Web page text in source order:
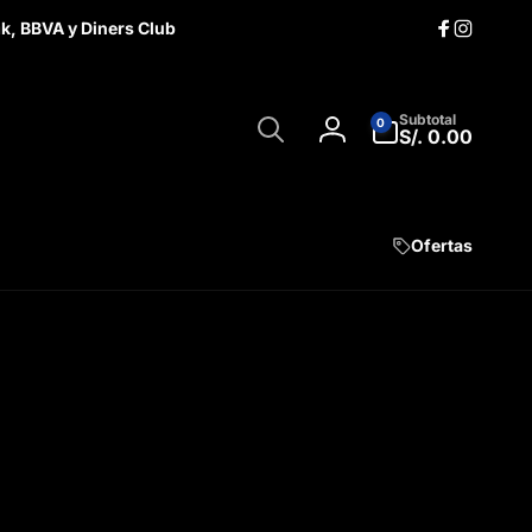
BBVA y Diners Club
Facebook
Iniciar
0
artículos
Subtotal
S/. 0.00
Ofertas